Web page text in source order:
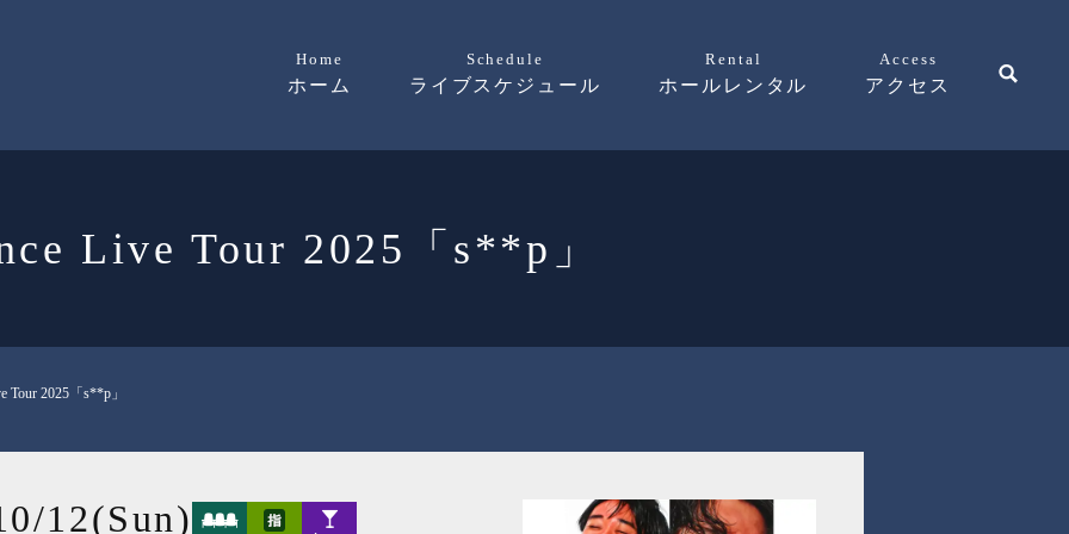
Home
ホーム
Schedule
ライブスケジュール
Rental
ホールレンタル
Access
アクセス
Live Tour 2025「s**p」
Tour 2025「s**p」
12(Sun)